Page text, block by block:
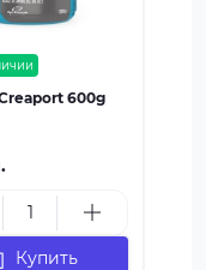
600g
Купить